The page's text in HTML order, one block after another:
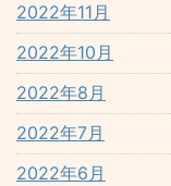
2022年11月
2022年10月
2022年8月
2022年7月
2022年6月